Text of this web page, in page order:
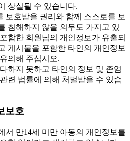
상실될 수 있습니다.
보호받을 권리와 함께 스스로를 보
침해하지 않을 의무도 가지고 있
함한 회원님의 개인정보가 유출되
게시물을 포함한 타인의 개인정보
의해 주십시오.
하지 못하고 타인의 정보 및 존엄
련 법률에 의해 처벌받을 수 있습
보호
서 만14세 미만 아동의 개인정보를